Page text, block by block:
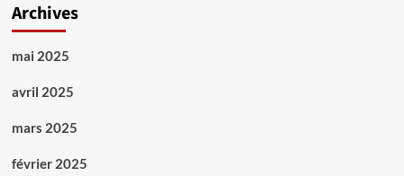
Archives
mai 2025
avril 2025
mars 2025
février 2025